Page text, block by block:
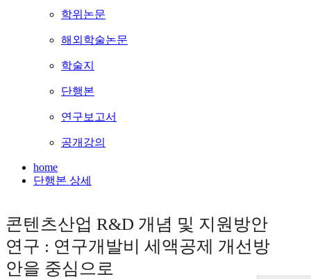
학위논문
해외학술논문
학술지
단행본
연구보고서
공개강의
home
단행본 상세
콘텐츠산업 R&D 개념 및 지원방안
연구 : 연구개발비 세액공제 개선방
안을 중심으로